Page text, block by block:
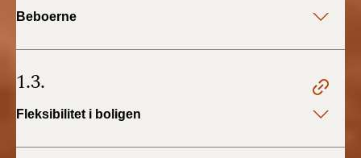
2018)
Beboerne
1.3.
Fleksibilitet i boligen